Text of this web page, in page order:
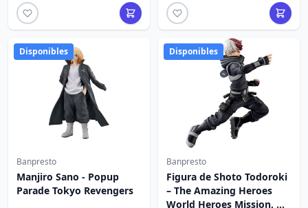
Disponibles
Banpresto
Manjiro Sano - Popup
Parade Tokyo Revengers
Disponibles
Banpresto
Figura de Shoto Todoroki
– The Amazing Heroes
World Heroes Mission, My